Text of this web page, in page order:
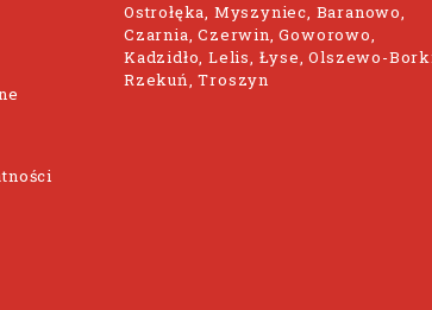
Ostrołęka, Myszyniec, Baranowo,
Czarnia, Czerwin, Goworowo,
Kadzidło, Lelis, Łyse, Olszewo-
Rzekuń, Troszyn